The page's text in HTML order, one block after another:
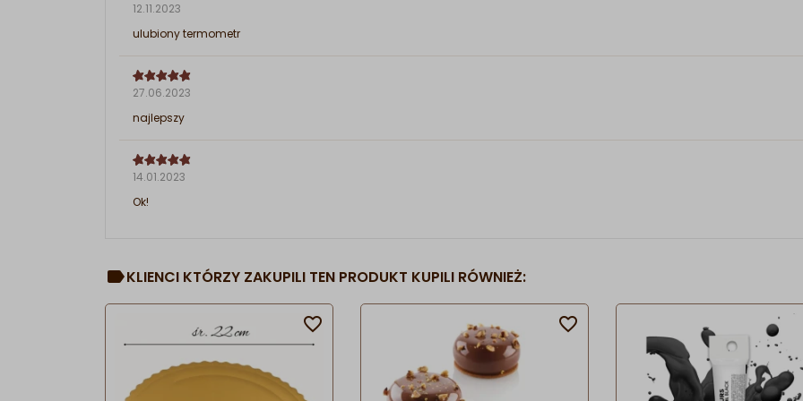
12.11.2023
ulubiony termometr
27.06.2023
najlepszy
14.01.2023
Ok!
KLIENCI KTÓRZY ZAKUPILI TEN PRODUKT KUPILI RÓWNIEŻ:
 